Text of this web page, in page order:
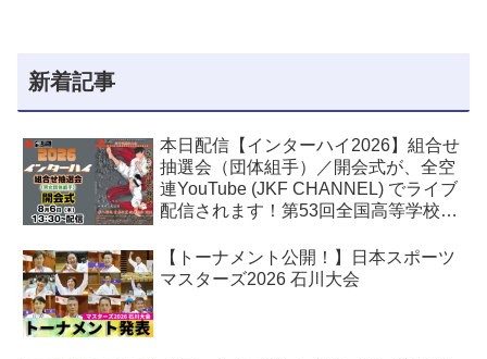
新着記事
本日配信【インターハイ2026】組合せ
抽選会（団体組手）／開会式が、全空
連YouTube (JKF CHANNEL) でライブ
配信されます！第53回全国高等学校空
【トーナメント公開！】日本スポーツ
マスターズ2026 石川大会